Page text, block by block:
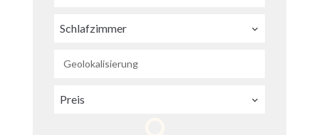
Schlafzimmer
Geolokalisierung
Preis